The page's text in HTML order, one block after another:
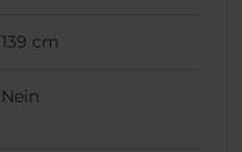
139 cm
Nein